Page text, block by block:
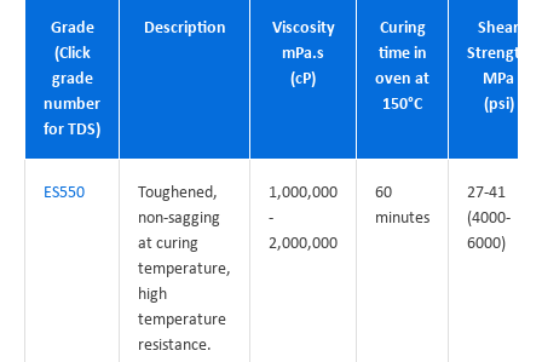
Grade
(Click
grade
number
for TDS)
Description
Viscosity
mPa.s
(cP)
Curing
time in
oven at
150°C
Shear
Strength
MPa
(psi)
ES550
Toughened,
non-sagging
at curing
temperature,
high
temperature
resistance.
1,000,000
-
2,000,000
60
minutes
27-41
(4000-
6000)